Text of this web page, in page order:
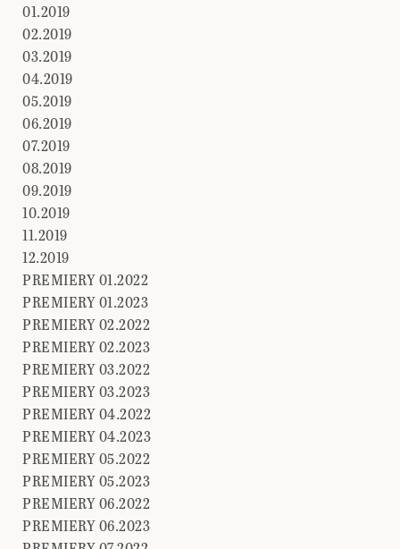
01.2019
02.2019
03.2019
04.2019
05.2019
06.2019
07.2019
08.2019
09.2019
10.2019
11.2019
12.2019
PREMIERY 01.2022
PREMIERY 01.2023
PREMIERY 02.2022
PREMIERY 02.2023
PREMIERY 03.2022
PREMIERY 03.2023
PREMIERY 04.2022
PREMIERY 04.2023
PREMIERY 05.2022
PREMIERY 05.2023
PREMIERY 06.2022
PREMIERY 06.2023